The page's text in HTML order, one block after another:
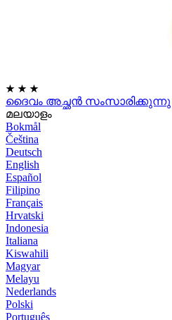
★ ★ ★
ദൈവം അച്ഛൻ സംസാരിക്കുന്നു
മലയാളം
Bokmål
Čeština
Deutsch
English
Español
Filipino
Français
Hrvatski
Indonesia
Italiana
Kiswahili
Magyar
Melayu
Nederlands
Polski
Português